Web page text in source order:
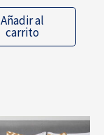
original
era:
actual
$29.393.
Añadir al
carrito